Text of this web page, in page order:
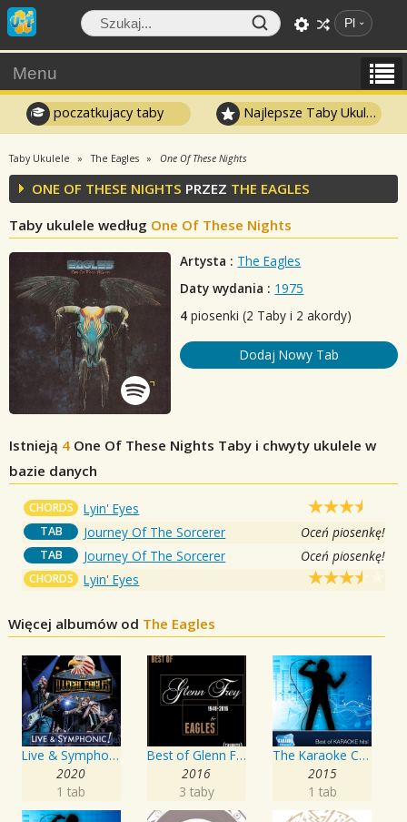
Pl
Menu
poczatkujacy taby Najlepsze Taby Ukulele
Taby Ukulele The Eagles One Of These Nights
ONE OF THESE NIGHTS PRZEZ THE EAGLES
Taby ukulele według One Of These Nights
Artysta : The Eagles
Daty wydania : 1975
4 piosenki (2 Taby i 2 akordy)
Dodaj Nowy Tab
Istnieją 4 One Of These Nights Taby i chwyty ukulele w
bazie danych
CHORDS Lyin' Eyes
TAB Journey Of The Sorcerer Oceń piosenkę!
TAB Journey Of The Sorcerer Oceń piosenkę!
CHORDS Lyin' Eyes
Więcej albumów od The Eagles
Live & Symphonic
2020
1 tab
Best of Glenn Frey & Eagles (1948-2016)
2016
3 taby
The Karaoke Channel - Sing Learn to Be Still Like Eagles
2015
1 tab